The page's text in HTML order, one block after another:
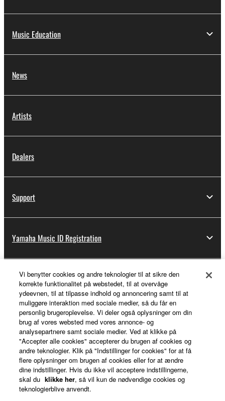
Music Education
News
Artists
Dealers
Support
Yamaha Music ID Registration
About Yamaha
Danmark - English
Business
Vi benytter cookies og andre teknologier til at sikre den
korrekte funktionalitet på webstedet, til at overvåge
ydeevnen, til at tilpasse indhold og annoncering samt til at
muliggøre interaktion med sociale medier, så du får en
personlig brugeroplevelse. Vi deler også oplysninger om din
brug af vores websted med vores annonce- og
analysepartnere samt sociale medier. Ved at klikke på
"Accepter alle cookies" accepterer du brugen af cookies og
andre teknologier. Klik på "Indstillinger for cookies" for at få
flere oplysninger om brugen af cookies eller for at ændre
dine indstillinger. Hvis du ikke vil acceptere indstillingerne,
skal du klikke her, så vil kun de nødvendige cookies og
teknologierblive anvendt.